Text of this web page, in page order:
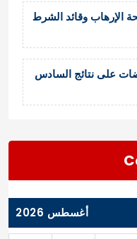
الإرهاب وقائد الشرط
على نتائج السادس
أغسطس 2026